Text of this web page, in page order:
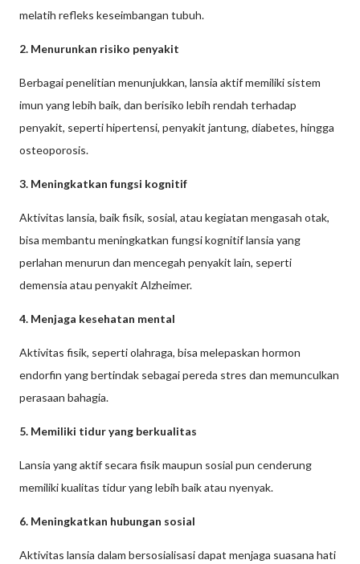
melatih refleks keseimbangan tubuh.
2. Menurunkan risiko penyakit
Berbagai penelitian menunjukkan, lansia aktif memiliki sistem
imun yang lebih baik, dan berisiko lebih rendah terhadap
penyakit, seperti hipertensi, penyakit jantung, diabetes, hingga
osteoporosis.
3. Meningkatkan fungsi kognitif
Aktivitas lansia, baik fisik, sosial, atau kegiatan mengasah otak,
bisa membantu meningkatkan fungsi kognitif lansia yang
perlahan menurun dan mencegah penyakit lain, seperti
demensia atau penyakit Alzheimer.
4. Menjaga kesehatan mental
Aktivitas fisik, seperti olahraga, bisa melepaskan hormon
endorfin yang bertindak sebagai pereda stres dan memunculkan
perasaan bahagia.
5. Memiliki tidur yang berkualitas
Lansia yang aktif secara fisik maupun sosial pun cenderung
memiliki kualitas tidur yang lebih baik atau nyenyak.
6. Meningkatkan hubungan sosial
Aktivitas lansia dalam bersosialisasi dapat menjaga suasana hati